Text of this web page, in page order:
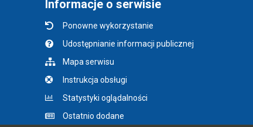
Informacje o serwisie
Ponowne wykorzystanie
Udostępnianie informacji publicznej
Mapa serwisu
Instrukcja obsługi
Statystyki oglądalności
Ostatnio dodane